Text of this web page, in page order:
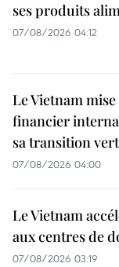
ses produits
07/08/2026 04:12
Le Vietnam
financier
sa transition
07/08/2026 04:00
Le Vietnam
aux centres de
07/08/2026 03:19